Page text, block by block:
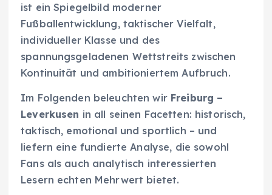
ist ein Spiegelbild moderner
Fußballentwicklung, taktischer Vielfalt,
individueller Klasse und des
spannungsgeladenen Wettstreits zwischen
Kontinuität und ambitioniertem Aufbruch.
Im Folgenden beleuchten wir Freiburg –
Leverkusen in all seinen Facetten: historisch,
taktisch, emotional und sportlich – und
liefern eine fundierte Analyse, die sowohl
Fans als auch analytisch interessierten
Lesern echten Mehrwert bietet.